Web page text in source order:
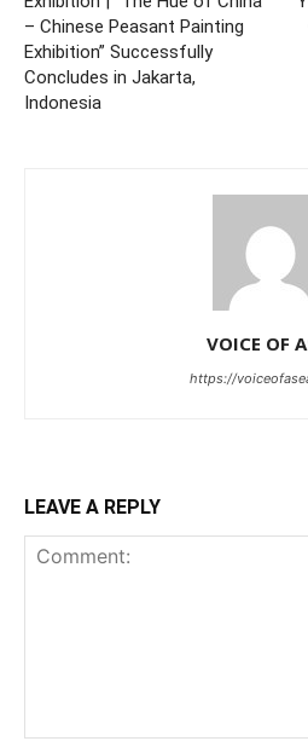
– Chinese Peasant Painting
Exhibition” Successfully
Concludes in Jakarta,
Indonesia
VOICE OF
https://
LEAVE A REPLY